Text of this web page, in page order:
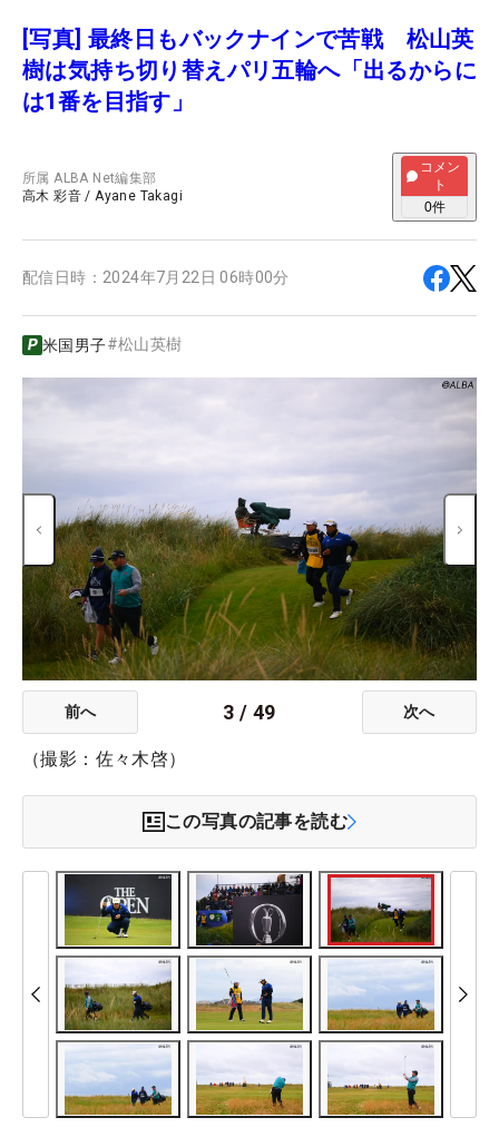
[写真] 最終日もバックナインで苦戦 松山英
樹は気持ち切り替えパリ五輪へ「出るからに
は1番を目指す」
所属ALBA Net編集部
高木 彩音 /Ayane Takagi
コメン
ト
0件
配信日時： 2024年7月22日 06時00分
米国男子#松山英樹
前へ 3 / 49 次へ
（撮影：佐々木啓）
この写真の記事を読む